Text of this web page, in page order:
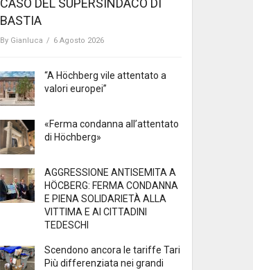
CASO DEL SUPERSINDACO DI
BASTIA
By Gianluca / 6 Agosto 2026
“A Höchberg vile attentato a
valori europei”
«Ferma condanna all’attentato
di Höchberg»
AGGRESSIONE ANTISEMITA A
HÖCBERG: FERMA CONDANNA
E PIENA SOLIDARIETÀ ALLA
VITTIMA E AI CITTADINI
TEDESCHI
Scendono ancora le tariffe Tari
Più differenziata nei grandi